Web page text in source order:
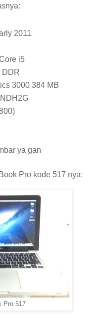
2011
i5
DDR
3000 384 MB
ya gan
Pro kode 517 nya:
Pro 517